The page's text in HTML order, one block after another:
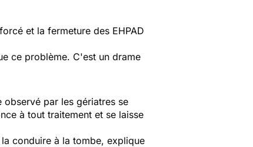
et la fermeture des EHPAD
ce problème. C'est un drame
par les gériatres se
à tout traitement et se laisse
conduire à la tombe, explique